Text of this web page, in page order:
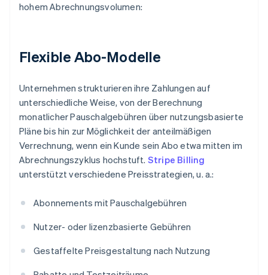
hohem Abrechnungsvolumen:
Flexible Abo-Modelle
Unternehmen strukturieren ihre Zahlungen auf
unterschiedliche Weise, von der Berechnung
monatlicher Pauschalgebühren über nutzungsbasierte
Pläne bis hin zur Möglichkeit der anteilmäßigen
Verrechnung, wenn ein Kunde sein Abo etwa mitten im
Abrechnungszyklus hochstuft. Stripe Billing
unterstützt verschiedene Preisstrategien, u. a.:
Abonnements mit Pauschalgebühren
Nutzer- oder lizenzbasierte Gebühren
Gestaffelte Preisgestaltung nach Nutzung